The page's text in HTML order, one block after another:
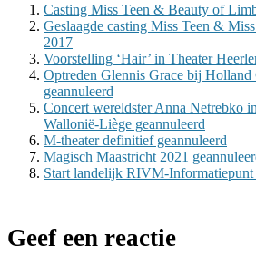
Casting Miss Teen & Beauty of
Geslaagde casting Miss Teen &
2017
Voorstelling ‘Hair’ in Theater
Optreden Glennis Grace bij Holland
geannuleerd
Concert wereldster Anna Netrebko
Wallonië-Liège geannuleerd
M-theater definitief geannuleerd
Magisch Maastricht 2021
Start landelijk RIVM-
Geef een reactie